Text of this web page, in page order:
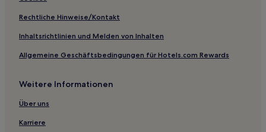
Hotels mit Pool in Boca Grande
Strand in Pass-a-Grille
Hotels mit Küchenzeile in Siesta Key Village
Familien in Venedig
Hotels mit Fitnessbereich in Venedig
Rechtliche Hinweise/Kontakt
Inhaltsrichtlinien und Melden von Inhalten
Allgemeine Geschäftsbedingungen für Hotels.com Rewards
Weitere Informationen
Über uns
Karriere